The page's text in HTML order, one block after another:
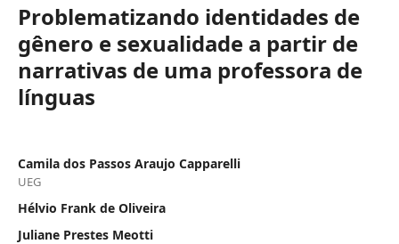
Problematizando identidades de
gênero e sexualidade a partir de
narrativas de uma professora de
línguas
Camila dos Passos Araujo Capparelli
UEG
Hélvio Frank de Oliveira
Juliane Prestes Meotti